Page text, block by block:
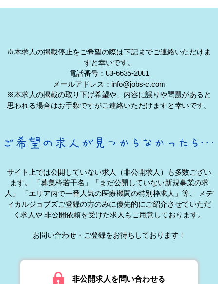
※本求人の掲載停止をご希望の際は下記までご連絡いただけま
すと幸いです。
電話番号：03-6635-2001
メールアドレス：info@jobs-c.com
※本求人の掲載の取り下げ希望や、内容に誤りや問題があると
思われる場合はお手数ですがご連絡いただけますと幸いです。
サイト上では公開していない求人（非公開求人）も多数ござい
ます。
「募集枠若干名」「まだ公開していない新規事業の求
人」
「エリア内で一番人気の医療機関の特別枠求人」等、
メデ
ィカルジョブズご登録の方のみに優先的にご紹介させていただ
く求人や 非公開依頼を受けた求人もご用意しております。
お問い合わせ・ご登録をお待ちしております！
非公開求人を問い合わせる